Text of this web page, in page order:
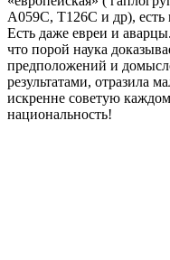
A059C, T126C и др),
Есть даже евреи и
что порой наука
предположений и
результатами, отразила
искренне советую
национальность!